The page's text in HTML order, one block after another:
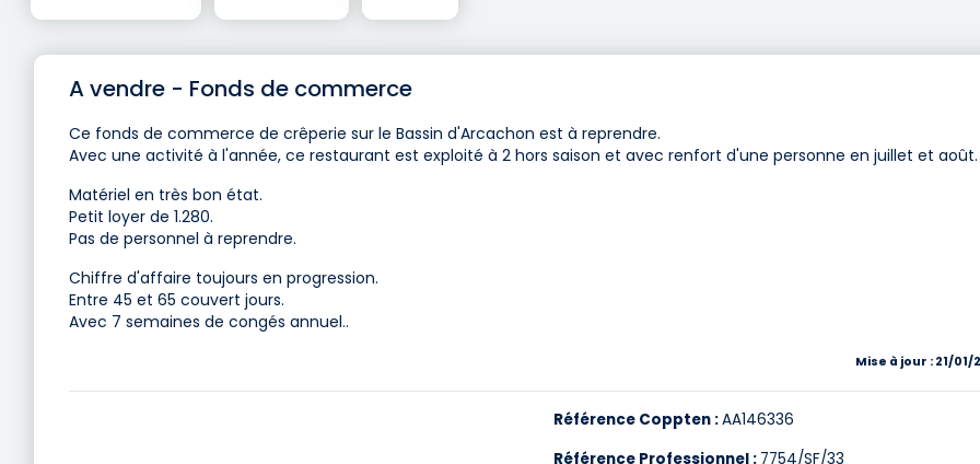
A vendre - Fonds de commerce
Ce fonds de commerce de crêperie sur le Bassin d'Arcachon est à reprendre.
Avec une activité à l'année, ce restaurant est exploité à 2 hors saison et avec renfort d'une personne en juillet et août.
Matériel en très bon état.
Petit loyer de 1.280.
Pas de personnel à reprendre.
Chiffre d'affaire toujours en progression.
Entre 45 et 65 couvert jours.
Avec 7 semaines de congés annuel..
Mise à jour : 21/01/
Référence Coppten :AA146336
Référence Professionnel : 7754/SF/33